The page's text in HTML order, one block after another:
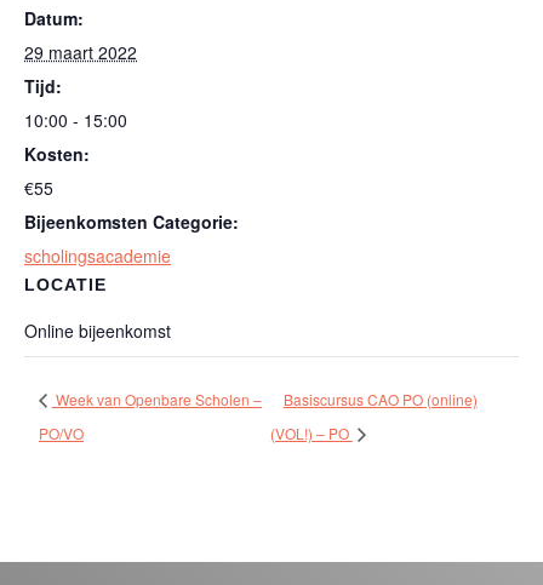
Datum:
29 maart 2022
Tijd:
10:00 - 15:00
Kosten:
€55
Bijeenkomsten Categorie:
scholingsacademie
LOCATIE
Online bijeenkomst
Week van Openbare Scholen –
PO/VO
Basiscursus CAO PO (online)
(VOL!) – PO